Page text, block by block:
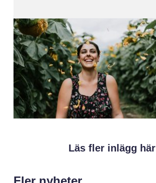
Läs fler inlägg här